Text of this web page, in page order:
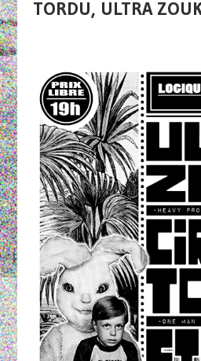
TORDU, ULTRA